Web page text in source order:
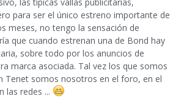
para ser el único estreno importante de
meses, no tengo la sensación de
que cuando estrenan una de Bond hay
sobre todo por los anuncios de
marca asociada. Tal vez los que somos
Tenet somos nosotros en el foro, en el
las redes ...